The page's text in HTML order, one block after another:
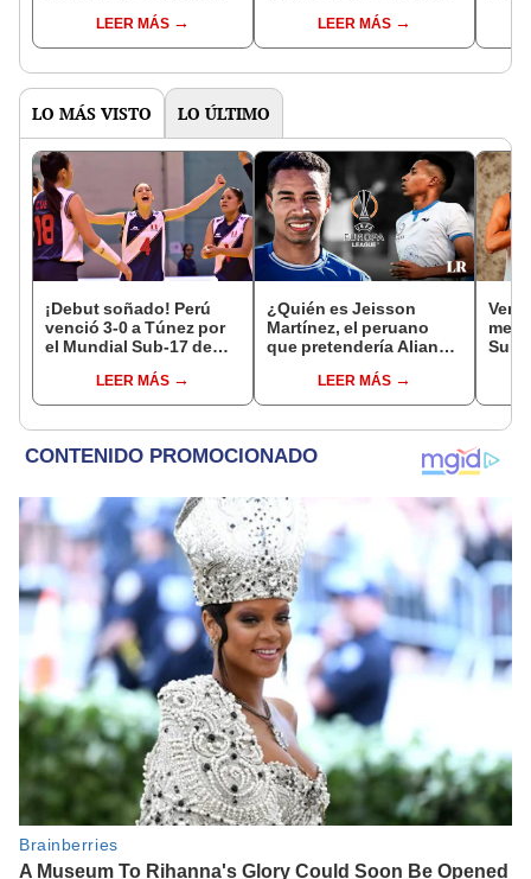
ArgentinaLEER MÁS
clarísima (para
Huancayo)"
LEER MÁS
LO MÁS VISTO LO ÚLTIMO
¡Debut soñado! Perú
venció 3-0 a Túnez por
el Mundial Sub-17 de
LEER MÁS
¿Quién es Jeisson
Martínez, el peruano
que pretendería Alianza
español?LEER MÁS